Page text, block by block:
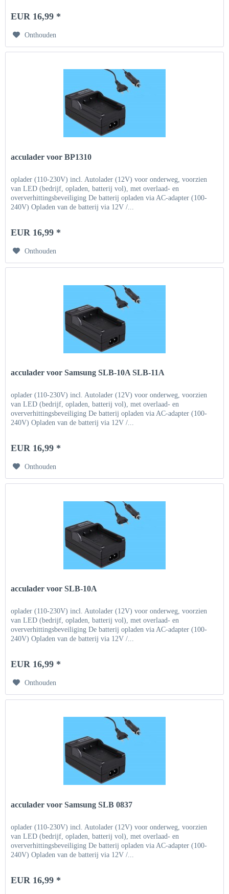
EUR 16,99 *
Onthouden
acculader voor BP1310
oplader (110-230V) incl. Autolader (12V) voor onderweg, voorzien
van LED (bedrijf, opladen, batterij vol), met overlaad- en
oververhittingsbeveiliging De batterij opladen via AC-adapter (100-
240V) Opladen van de batterij via 12V /...
EUR 16,99 *
Onthouden
acculader voor Samsung SLB-10A SLB-11A
oplader (110-230V) incl. Autolader (12V) voor onderweg, voorzien
van LED (bedrijf, opladen, batterij vol), met overlaad- en
oververhittingsbeveiliging De batterij opladen via AC-adapter (100-
240V) Opladen van de batterij via 12V /...
EUR 16,99 *
Onthouden
acculader voor SLB-10A
oplader (110-230V) incl. Autolader (12V) voor onderweg, voorzien
van LED (bedrijf, opladen, batterij vol), met overlaad- en
oververhittingsbeveiliging De batterij opladen via AC-adapter (100-
240V) Opladen van de batterij via 12V /...
EUR 16,99 *
Onthouden
acculader voor Samsung SLB 0837
oplader (110-230V) incl. Autolader (12V) voor onderweg, voorzien
van LED (bedrijf, opladen, batterij vol), met overlaad- en
oververhittingsbeveiliging De batterij opladen via AC-adapter (100-
240V) Opladen van de batterij via 12V /...
EUR 16,99 *